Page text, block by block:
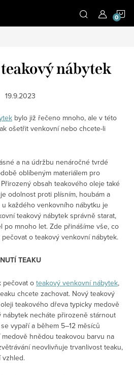
nábytek
19.9.2023
bylo již řečeno mnoho, ale v této
ošetřit venkovní nebo chcete-li
a na údržbu nenáročné tvrdé
oblíbeným materiálem pro
obsah teakového oleje také
odolnost proti plísním, houbám a
každého venkovního nábytku je
teakový nábytek správně starat,
po mnoho let. Zde přinášíme vše, co
o teakový venkovní nábytek.
TEAKU
pečovat o teakový venkovní nábytek,
chcete zachovat. Nový teakový
teakového dřeva typicky medově
nábytek necháte přirozeně stárnout
vypaří a během 5–12 měsíců
hnědou teakovou barvu na
neovlivňuje trvanlivost teaku,
vzhled.